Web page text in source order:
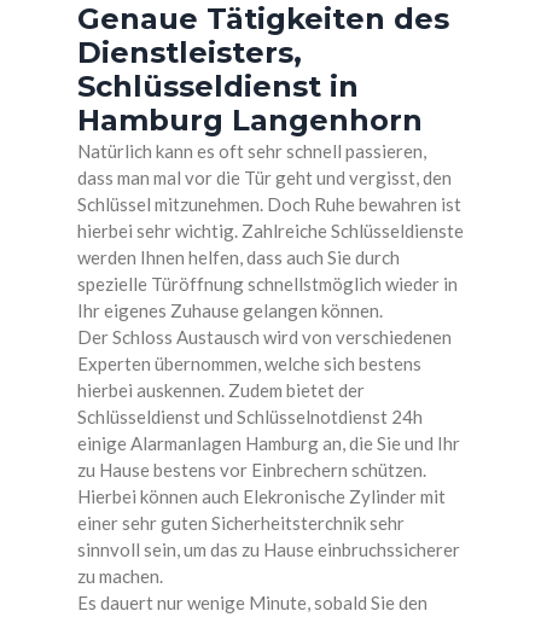
Genaue Tätigkeiten des
Dienstleisters,
Schlüsseldienst in
Hamburg Langenhorn
Natürlich kann es oft sehr schnell passieren,
dass man mal vor die Tür geht und vergisst, den
Schlüssel mitzunehmen. Doch Ruhe bewahren ist
hierbei sehr wichtig. Zahlreiche Schlüsseldienste
werden Ihnen helfen, dass auch Sie durch
spezielle Türöffnung schnellstmöglich wieder in
Ihr eigenes Zuhause gelangen können.
Der Schloss Austausch wird von verschiedenen
Experten übernommen, welche sich bestens
hierbei auskennen. Zudem bietet der
Schlüsseldienst und Schlüsselnotdienst 24h
einige Alarmanlagen Hamburg an, die Sie und Ihr
zu Hause bestens vor Einbrechern schützen.
Hierbei können auch Elekronische Zylinder mit
einer sehr guten Sicherheitsterchnik sehr
sinnvoll sein, um das zu Hause einbruchssicherer
zu machen.
Es dauert nur wenige Minute, sobald Sie den